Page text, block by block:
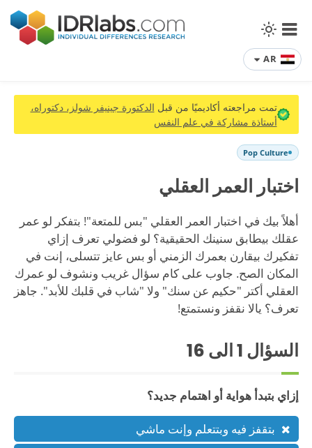
AR
تمت مراجعته أكاديميًا من قبل الدكتورة جينيفر شولز، دكتوراه،
أستاذة مشاركة في علم النفس
Pop Culture
اختبار العمر العقلي
أهلاً بيك في اختبار العمر العقلي "بس للمتعة"! بتفكر لو عمر
عقلك بيطابق سنينك الحقيقية؟ لو فضولي تعرف إزاي
تفكيرك بيقارن بعمرك الزمني أو بس عايز تتسلى، إنت في
المكان الصح. جاوب على كام سؤال غريب ونشوف لو عمرك
العقلي أكتر "حكيم عن سنك" ولا "شاب في قلبك للأبد". جاهز
تعرف؟ يالا نقفز ونستمتع!
السؤال 1الى 16
إزاي بتبدأ هواية أو اهتمام جديد؟
بتقفز فيه وبتتعلم وإنت ماشي